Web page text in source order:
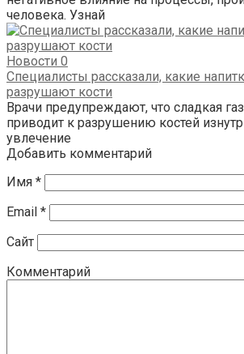
человека. Узнай
Новости 0
Специалисты рассказали, какие
разрушают кости
Врачи предупреждают, что сладкая
приводит к разрушению костей
увлечение
Добавить комментарий
Имя *
Email *
Сайт
Комментарий